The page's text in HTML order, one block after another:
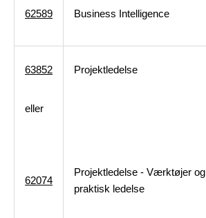
62589 Business Intelligence
63852 Projektledelse
eller
62074
Projektledelse - Værktøjer og
praktisk ledelse